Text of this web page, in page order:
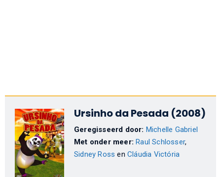
Ursinho da Pesada (2008)
Geregisseerd door: Michelle Gabriel
Met onder meer:Raul Schlosser,
Sidney Ross enCláudia Victória